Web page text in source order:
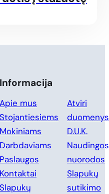
Informacija
Apie mus
Stojantiesiems
Mokiniams
Darbdaviams
Paslaugos
Kontaktai
Slapukų
Atviri
duomenys
D.U.K.
Naudingos
nuorodos
Slapukų
sutikimo